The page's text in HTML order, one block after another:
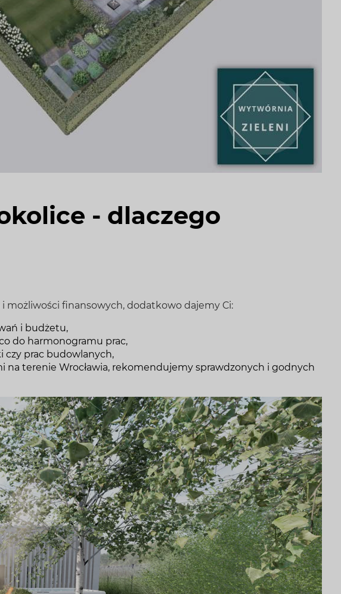
- dlaczego
możliwości finansowych, dodatkowo dajemy Ci:
i budżetu,
do harmonogramu prac,
czy prac budowlanych,
terenie Wrocławia, rekomendujemy sprawdzonych i godnych